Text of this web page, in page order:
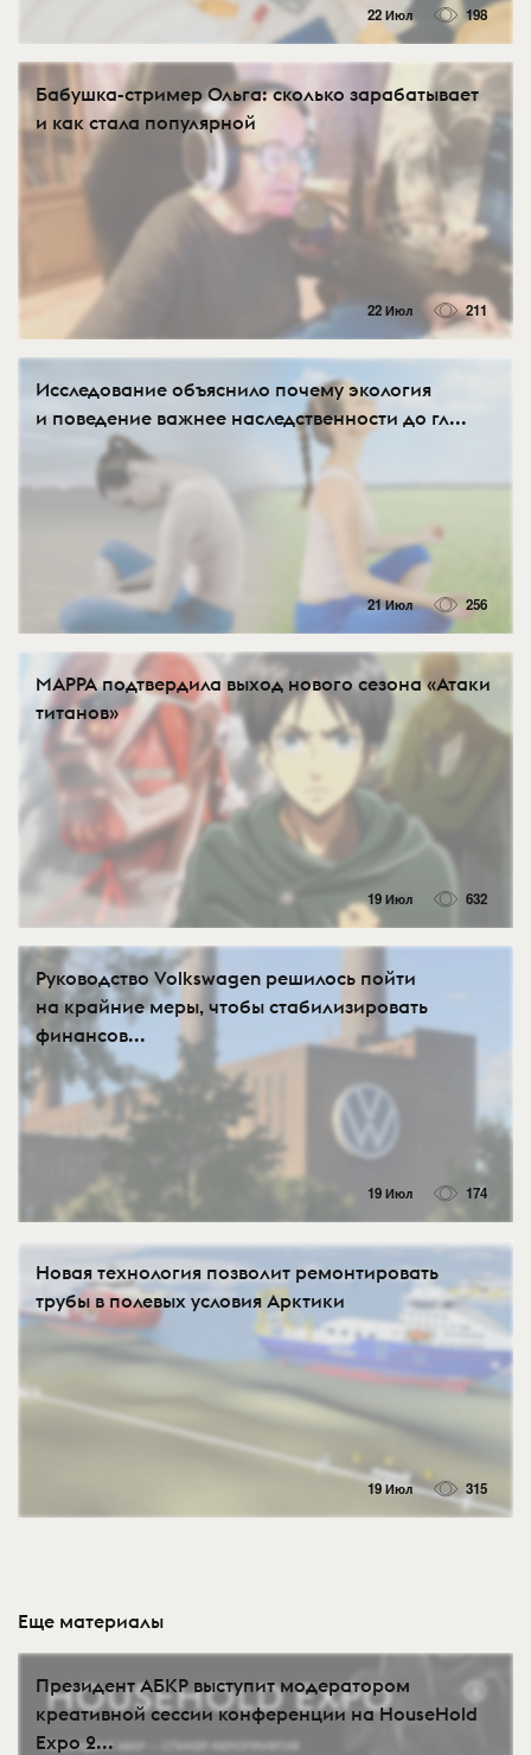
22 Июл 198
Бабушка-стример Ольга: сколько зарабатывает
и как стала популярной
22 Июл 211
Исследование объяснило почему экология
и поведение важнее наследственности до гл...
21 Июл 256
MAPPA подтвердила выход нового сезона «Атаки
титанов»
19 Июл 632
Руководство Volkswagen решилось пойти
на крайние меры, чтобы стабилизировать
финансов...
19 Июл 174
Новая технология позволит ремонтировать
трубы в полевых условия Арктики
19 Июл 315
Еще материалы
Президент АБКР выступит модератором
креативной сессии конференции на HouseHold
Expo 2...